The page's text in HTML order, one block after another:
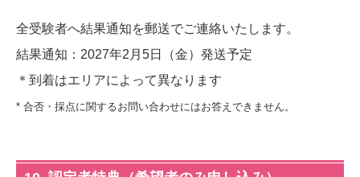
全受験者へ結果通知を郵送でご連絡いたします。
結果通知：2027年2月5日（金）発送予定
＊到着はエリアによって異なります
* 合否・採点に関するお問い合わせにはお答えできません。